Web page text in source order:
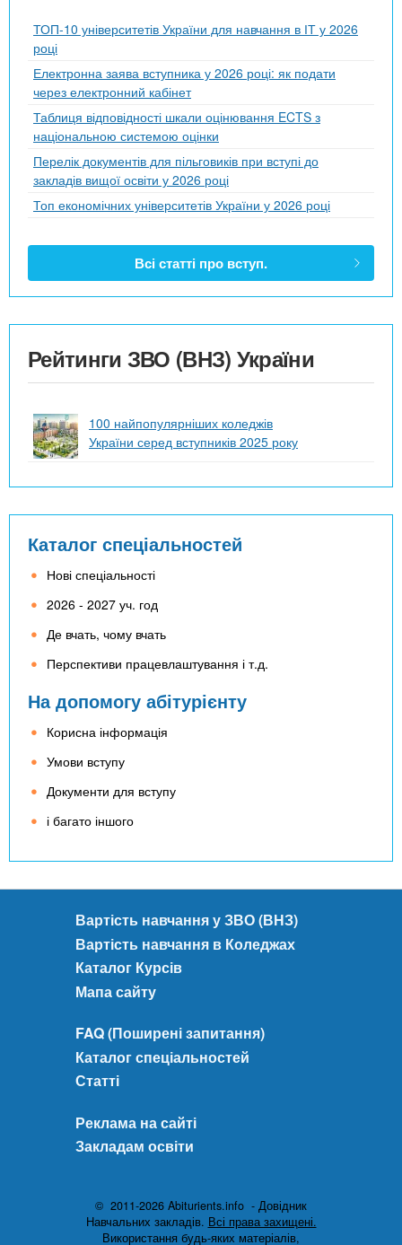
ТОП-10 університетів України для навчання в ІТ у 2026
році
Електронна заява вступника у 2026 році: як подати
через електронний кабінет
Таблиця відповідності шкали оцінювання ECTS з
національною системою оцінки
Перелік документів для пільговиків при вступі до
закладів вищої освіти у 2026 році
Топ економічних університетів України у 2026 році
Всі статті про вступ.
Рейтинги ЗВО (ВНЗ) України
100 найпопулярніших коледжів
України серед вступників 2025 року
Каталог спеціальностей
Нові спеціальності
2026 - 2027 уч. год
Де вчать, чому вчать
Перспективи працевлаштування і т.д.
На допомогу абітурієнту
Корисна інформація
Умови вступу
Документи для вступу
і багато іншого
Вартість навчання у ЗВО (ВНЗ)
Вартість навчання в Коледжах
Каталог Курсів
Мапа сайту
FAQ (Поширені запитання)
Каталог спеціальностей
Статті
Реклама на сайті
Закладам освіти
© 2011-2026 Abiturients.info - Довідник
Навчальних закладів. Всі права захищені.
Використання будь-яких матеріалів,